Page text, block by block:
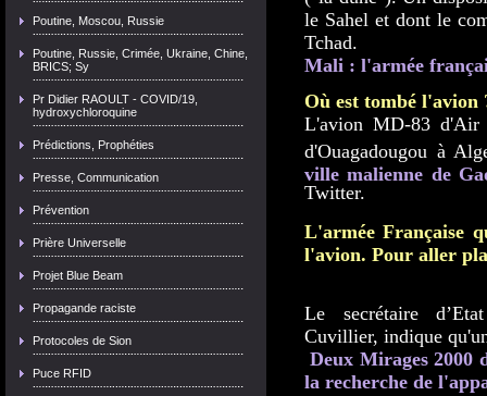
Poutine, Moscou, Russie
Poutine, Russie, Crimée, Ukraine, Chine,
BRICS; Sy
Pr Didier RAOULT - COVID/19,
hydroxychloroquine
Prédictions, Prophéties
Presse, Communication
Prévention
Prière Universelle
Projet Blue Beam
Propagande raciste
Protocoles de Sion
Puce RFID
le Sahel et dont le
Tchad.
Mali : l'armée
Où est tombé l'avion
L'avion MD-83 d'Air
d'Ouagadougou à
ville malienne de
Twitter.
L'armée Française
l'avion. Pour aller
Le secrétaire
Cuvillier, indique
Deux Mirages 2000
la recherche de